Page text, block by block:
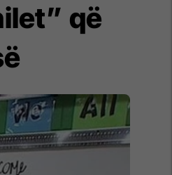
që